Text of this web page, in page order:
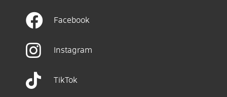
Facebook
Instagram
TikTok